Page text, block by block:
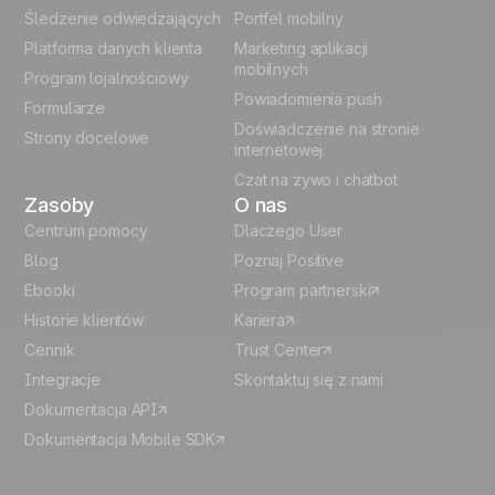
German
Italian
Español
Śledzenie odwiedzających
Platforma danych klienta
Program lojalnościowy
Formularze
Strony docelowe
Portfel mobilny
Marketing aplikacji
mobilnych
Powiadomienia push
Doświadczenie na stronie
internetowej
Czat na żywo i chatbot
Zasoby
Centrum pomocy
Blog
Ebooki
Historie klientów
Cennik
Integracje
Dokumentacja API
Dokumentacja Mobile SDK
O nas
Dlaczego User
Poznaj Positive
Program partnerski
Kariera
Trust Center
Skontaktuj się z nami